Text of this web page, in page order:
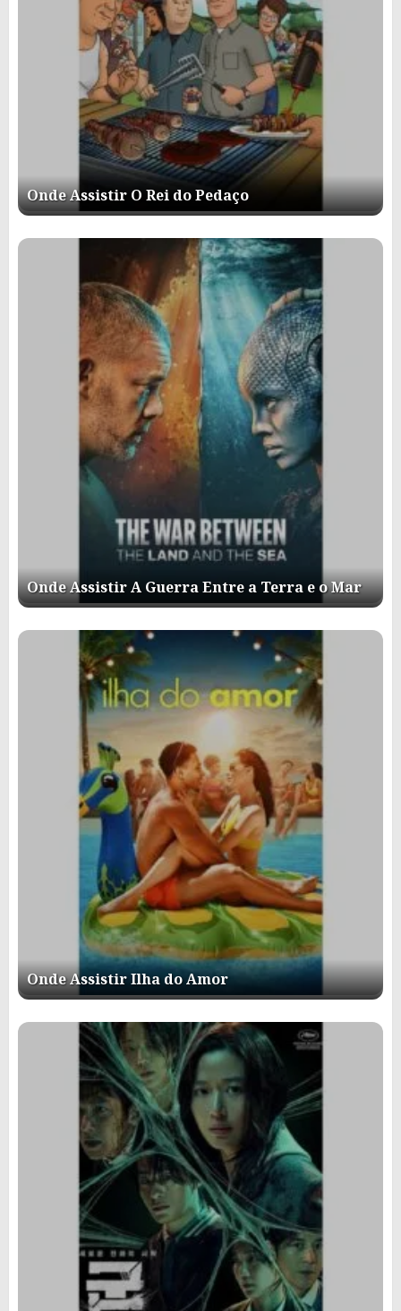
Onde Assistir O Rei do Pedaço
Onde Assistir A Guerra Entre a Terra e o Mar
Onde Assistir Ilha do Amor